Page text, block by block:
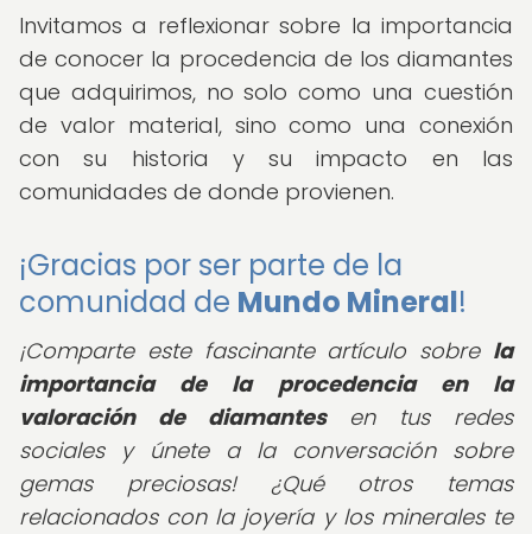
Invitamos a reflexionar sobre la importancia
de conocer la procedencia de los diamantes
que adquirimos, no solo como una cuestión
de valor material, sino como una conexión
con su historia y su impacto en las
comunidades de donde provienen.
¡Gracias por ser parte de la
comunidad de Mundo Mineral!
¡Comparte este fascinante artículo sobre la
importancia de la procedencia en la
valoración de diamantesen tus redes
sociales y únete a la conversación sobre
gemas preciosas! ¿Qué otros temas
relacionados con la joyería y los minerales te